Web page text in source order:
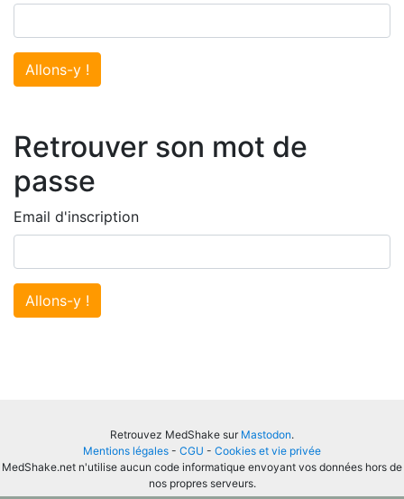
Allons-y !
Retrouver son mot de
passe
Email d'inscription
Allons-y !
Retrouvez MedShake sur Mastodon.
Mentions légales - CGU - Cookies et vie privée
MedShake.net n'utilise aucun code informatique envoyant vos données hors de
nos propres serveurs.